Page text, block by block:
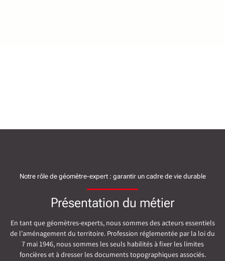
Notre rôle de géomètre-expert : garantir un cadre de vie durable
Présentation du métier
En tant que géomètres-experts, nous sommes des acteurs essentiels
de l’aménagement du territoire. Profession réglementée par la loi du
7 mai 1946, nous sommes les seuls habilités à fixer les limites
foncières et à dresser les documents topographiques associés.